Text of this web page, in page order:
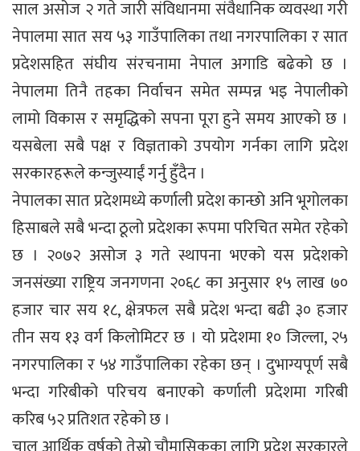
साल असोज २ गते जारी संविधानमा संवैधानिक व्यवस्था गरी
नेपालमा सात सय ५३ गाउँपालिका तथा नगरपालिका र सात
प्रदेशसहित संघीय संरचनामा नेपाल अगाडि बढेको छ ।
नेपालमा तिनै तहका निर्वाचन समेत सम्पन्न भइ नेपालीको
लामो विकास र समृद्धिको सपना पूरा हुने समय आएको छ ।
यसबेला सबै पक्ष र विज्ञताको उपयोग गर्नका लागि प्रदेश
सरकारहरूले कन्जुस्याईं गर्नु हुँदैन ।
नेपालका सात प्रदेशमध्ये कर्णाली प्रदेश कान्छो अनि भूगोलका
हिसाबले सबै भन्दा ठूलो प्रदेशका रूपमा परिचित समेत रहेको
छ । २०७२ असोज ३ गते स्थापना भएको यस प्रदेशको
जनसंख्या राष्ट्रिय जनगणना २०६८ का अनुसार १५ लाख ७०
हजार चार सय १८, क्षेत्रफल सबै प्रदेश भन्दा बढी ३० हजार
तीन सय १३ वर्ग किलोमिटर छ । यो प्रदेशमा १० जिल्ला, २५
नगरपालिका र ५४ गाउँपालिका रहेका छन् । दुभाग्यपूर्ण सबै
भन्दा गरिबीको परिचय बनाएको कर्णाली प्रदेशमा गरिबी
करिब ५२ प्रतिशत रहेको छ ।